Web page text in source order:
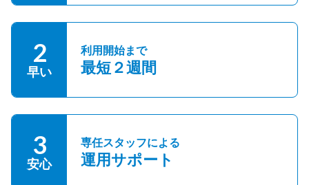
2
早い
利用開始まで
最短２週間
3
安心
専任スタッフによる
運用サポート